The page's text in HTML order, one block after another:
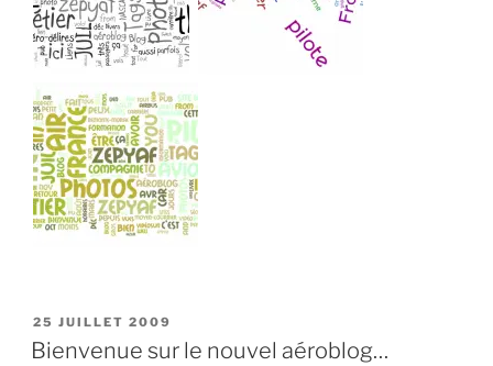
PUBLIÉ
LE
25 JUILLET 2009
Bienvenue sur le nouvel aéroblog…